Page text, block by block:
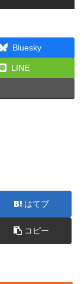
Bluesky
LINE
はてブ
コピー